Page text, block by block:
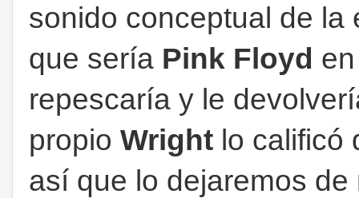
sonido conceptual de la
que sería Pink Floyd
repescaría y le
propio Wright lo calificó
así que lo dejaremos